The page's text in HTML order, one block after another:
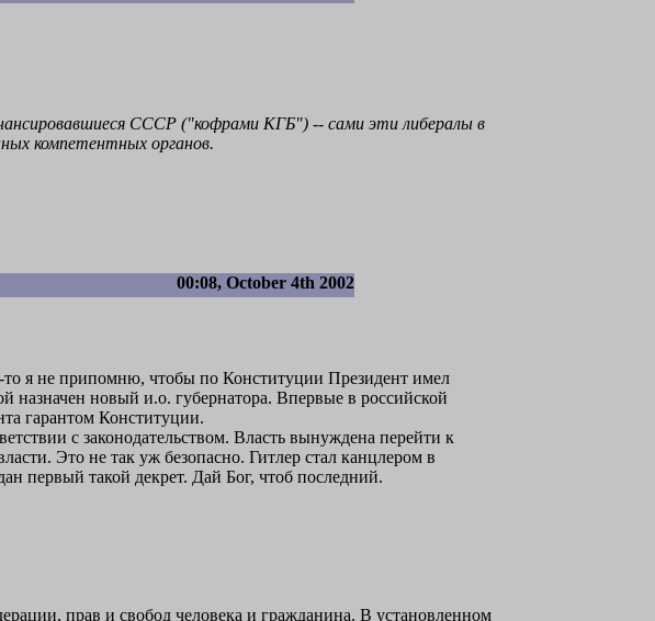
СССР ("кофрами КГБ") -- сами эти либералы в
компетентных органов.
00:08, October 4th 2002
я не припомню, чтобы по Конституции Президент имел
назначен новый и.о. губернатора. Впервые в российской
гарантом Конституции.
с законодательством. Власть вынуждена перейти к
Это не так уж безопасно. Гитлер стал канцлером в
первый такой декрет. Дай Бог, чтоб последний.
прав и свобод человека и гражданина. В установленном